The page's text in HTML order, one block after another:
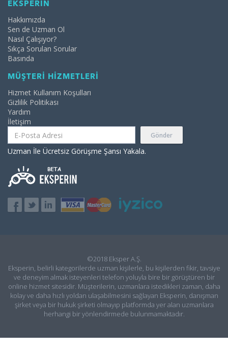
EKSPERİN
Hakkımızda
Sen de Uzman Ol
Nasıl Çalışıyor?
Sıkça Sorulan Sorular
Basında
MÜŞTERİ HİZMETLERİ
Hizmet Kullanım Koşulları
Gizlilik Politikası
Yardım
İletişim
Gönder
Uzman İle Ücretsiz Görüşme Şansı Yakala.
©2018 Eksper A.Ş.
Eksperin, belirli kategorilerde uzman kişilerle, bu kişilerden fikir, tavsiye
ve deneyim almak isteyenleri telefon yoluyla bire bir görüştüren bir
online hizmet sitesidir. Müşterilerin, uzmanlara istedikleri zaman, daha
kolay ve daha hızlı yoldan ulaşabilmesini sağlayan Eksperin, danışman
şirket veya bir hukuk şirketi olmayıp platformda yer alan uzmanlara
herhangi bir yönlendirmede bulunmamaktadır.